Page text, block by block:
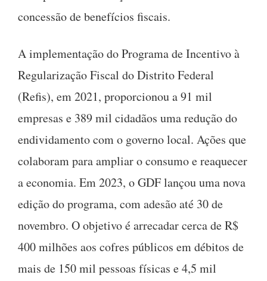
concessão de benefícios fiscais.
A implementação do Programa de Incentivo à
Regularização Fiscal do Distrito Federal
(Refis), em 2021, proporcionou a 91 mil
empresas e 389 mil cidadãos uma redução do
endividamento com o governo local. Ações que
colaboram para ampliar o consumo e reaquecer
a economia. Em 2023, o GDF lançou uma nova
edição do programa, com adesão até 30 de
novembro. O objetivo é arrecadar cerca de R$
400 milhões aos cofres públicos em débitos de
mais de 150 mil pessoas físicas e 4,5 mil